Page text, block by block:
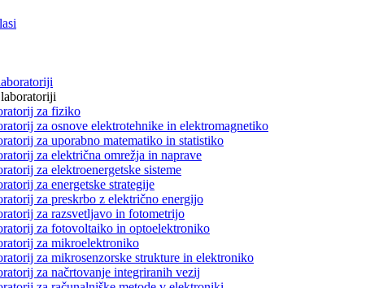
za fiziko
za osnove elektrotehnike in elektromagnetiko
za uporabno matematiko in statistiko
za električna omrežja in naprave
za elektroenergetske sisteme
za energetske strategije
za preskrbo z električno energijo
za razsvetljavo in fotometrijo
za fotovoltaiko in optoelektroniko
za mikroelektroniko
za mikrosenzorske strukture in elektroniko
za načrtovanje integriranih vezij